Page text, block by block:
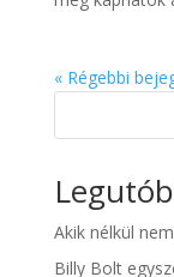
« Régebbi
Akik nélkül
Billy Bolt